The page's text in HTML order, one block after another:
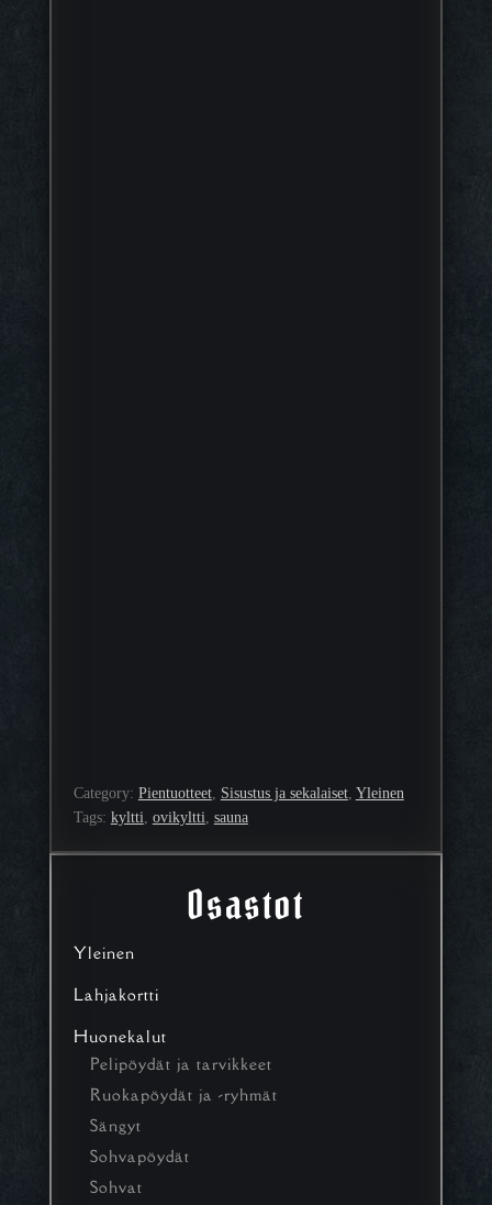
Osastot
Yleinen
Lahjakortti
Huonekalut
Pelipöydät ja tarvikkeet
Ruokapöydät ja -ryhmät
Sängyt
Sohvapöydät
Sohvat
Category: Pientuotteet, Sisustus ja sekalaiset, Yleinen
Tags: kyltti ovikyltti sauna